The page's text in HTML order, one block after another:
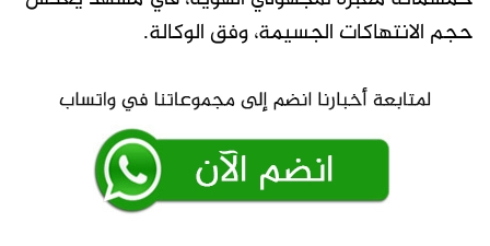
حجم الانتهاكات الجسيمة، وفق الوكالة.